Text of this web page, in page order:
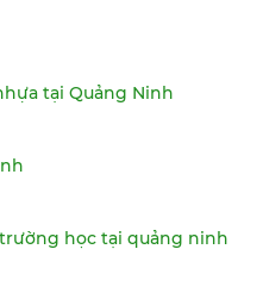
tại Quảng Ninh
học tại quảng ninh